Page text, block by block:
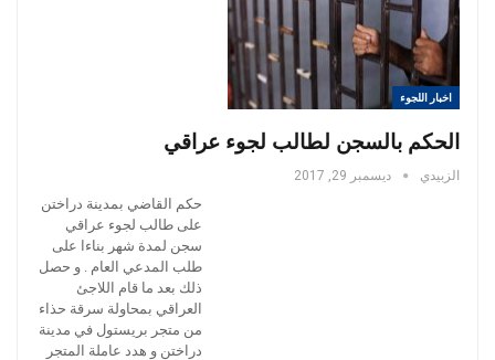
اخبار اللجوء
الحكم بالسجن لطالب لجوء عراقي
الزبيدي ديسمبر 29, 2017
حكم القاضي بمدينة دراختن
على طالب لجوء عراقي
سجن لمدة شهر بناءا على
طلب المدعي العام . و حصل
ذلك بعد ما قام اللاجئ
العراقي بمحاولة سرقة حذاء
من متجر بريستول في مدينة
دراختن و هدد عاملة المتجر